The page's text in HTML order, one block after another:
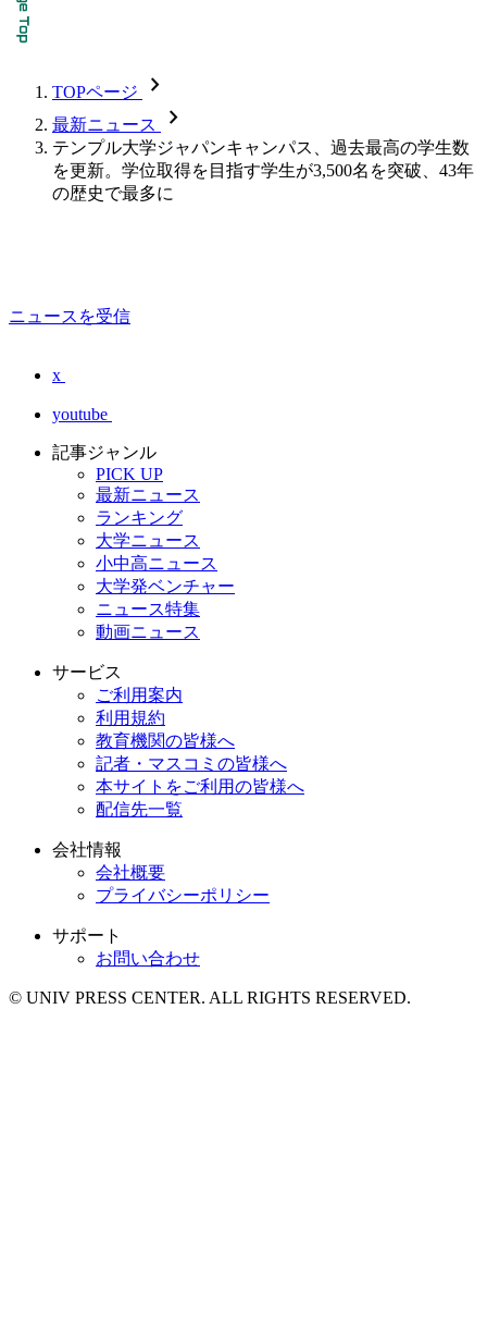
TOPページ chevron_forward
最新ニュース chevron_forward
テンプル大学ジャパンキャンパス、過去最高の学生数
を更新。学位取得を目指す学生が3,500名を突破、43年
の歴史で最多に
ニュースを受信
x
youtube
記事ジャンル
PICK UP
最新ニュース
ランキング
大学ニュース
小中高ニュース
大学発ベンチャー
ニュース特集
動画ニュース
サービス
ご利用案内
利用規約
教育機関の皆様へ
記者・マスコミの皆様へ
本サイトをご利用の皆様へ
配信先一覧
会社情報
会社概要
プライバシーポリシー
サポート
お問い合わせ
© UNIV PRESS CENTER. ALL RIGHTS RESERVED.